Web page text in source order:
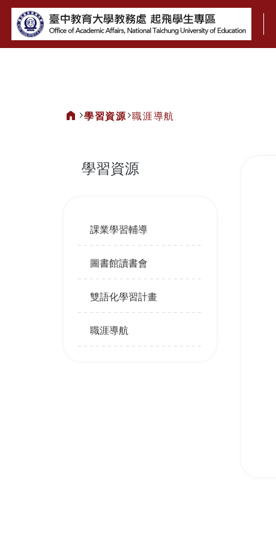
學習資源 職涯導航
學習資源
課業學習輔導
圖書館讀書會
雙語化學習計畫
職涯導航